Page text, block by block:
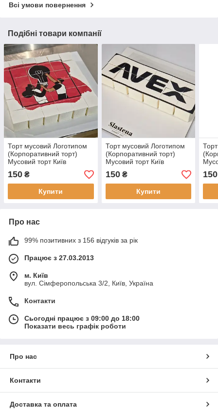
Всі умови повернення
Подібні товари компанії
Торт мусовий Логотипом
(Корпоративний торт)
Мусовий торт Київ
150 ₴
Купити
Торт мусовий Логотипом
(Корпоративний торт)
Мусовий торт Київ
150₴
Купити
150
Про нас
99% позитивних з 156 відгуків за рік
Працює з 27.03.2013
м. Київ
вул. Сімферопольська 3/2, Київ, Україна
Контакти
Сьогодні працює з 09:00 до 18:00
Показати весь графік роботи
Про нас
Контакти
Доставка та оплата